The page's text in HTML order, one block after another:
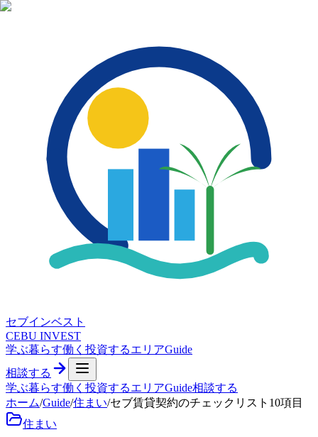
セブインベスト
CEBU INVEST
学ぶ暮らす働く 投資するエリアGuide
相談する
学ぶ暮らす働く 投資するエリアGuide相談する
ホーム/Guide/住まい/セブ賃貸契約のチェックリスト10項目
住まい